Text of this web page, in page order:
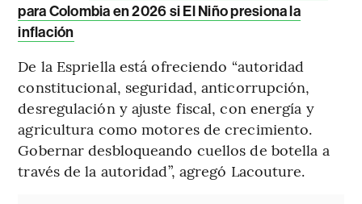
para Colombia en 2026 si El Niño presiona la
inflación
De la Espriella está ofreciendo “autoridad
constitucional, seguridad, anticorrupción,
desregulación y ajuste fiscal, con energía y
agricultura como motores de crecimiento.
Gobernar desbloqueando cuellos de botella a
través de la autoridad”, agregó Lacouture.